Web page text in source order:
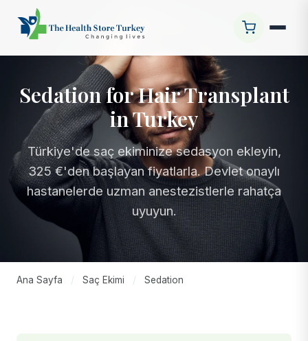
Sedation for Hair Transplant
in Turkey
Türkiye'de saç ekiminize sedasyon ekleyin,
325 €'den başlayan fiyatlarla. Devlet onaylı
hastanelerde uzman anestezistlerle rahatça
uyuyun.
Ana Sayfa / Saç Ekimi / Sedation